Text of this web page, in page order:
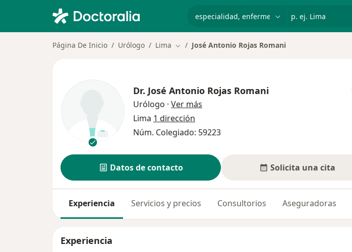
Página De Inicio Urólogo Lima Cambiar de ciudad
José Antonio Rojas Romani
Dr. José Antonio Rojas Romani
Urólogo · Ver más
Lima 1 dirección
Núm. Colegiado: 59223
Datos de contacto Solicita una cita
Experiencia Servicios y precios Consultorios Aseguradoras
Experiencia